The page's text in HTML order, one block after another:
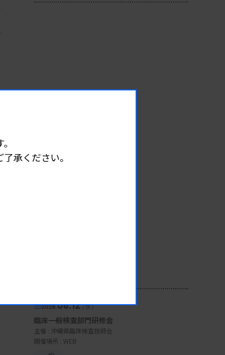
2026.08.12（水）
臨床一般検査部門研修会
主催 : 沖縄県臨床検査技師会
開催場所 : WEB
承ください。